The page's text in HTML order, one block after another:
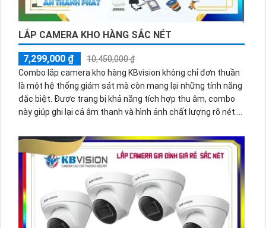
LẮP CAMERA KHO HÀNG SẮC NÉT
7,299,000 ₫
10,450,000 ₫
Combo lắp camera kho hàng KBvision không chỉ đơn thuần
là một hệ thống giám sát mà còn mang lại những tính năng
đặc biệt. Được trang bị khả năng tích hợp thu âm, combo
này giúp ghi lại cả âm thanh và hình ảnh chất lượng rõ nét.
cho phép theo dõi mọi diễn biến một cách chi tiết. Đặc biệt,
việc cài đặt và sử dụng trên thiết bị điện thoại dễ dàng, giúp
người dùng theo dõi từ xa mọi lúc mọi nơi một cách thuận
tiện. Việc lắp đặt combo này sẽ mang lại sự an tâm và tiện
lợi cho người sử dụng.